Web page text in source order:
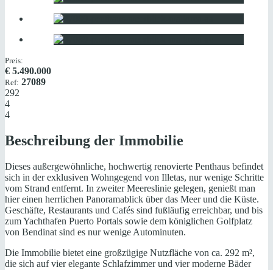
Preis:
€ 5.490.000
Ref: 27089
292
4
4
Beschreibung der Immobilie
Dieses außergewöhnliche, hochwertig renovierte Penthaus befindet
sich in der exklusiven Wohngegend von Illetas, nur wenige Schritte
vom Strand entfernt. In zweiter Meereslinie gelegen, genießt man
hier einen herrlichen Panoramablick über das Meer und die Küste.
Geschäfte, Restaurants und Cafés sind fußläufig erreichbar, und bis
zum Yachthafen Puerto Portals sowie dem königlichen Golfplatz
von Bendinat sind es nur wenige Autominuten.
Die Immobilie bietet eine großzügige Nutzfläche von ca. 292 m²,
die sich auf vier elegante Schlafzimmer und vier moderne Bäder